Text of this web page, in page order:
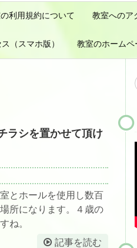
利用規約について 教室へのア
（スマホ版） 教室のホームペ
ラシを置かせて頂け
とホールを使用し数百
所になります。４歳の
ね。
記事を読む